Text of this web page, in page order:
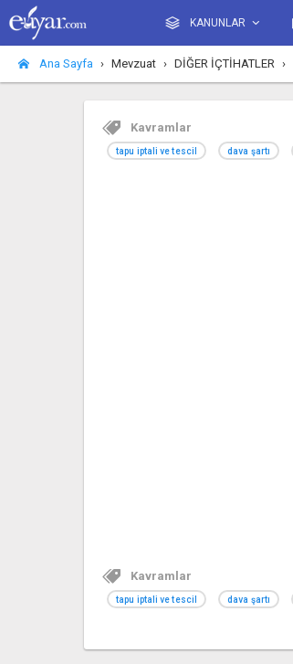
KANUNLAR
Ana Sayfa Mevzuat DİĞER İÇTİHATLER
Kavramlar
tapu iptali ve tescil dava şartı
Kavramlar
tapu iptali ve tescil dava şartı